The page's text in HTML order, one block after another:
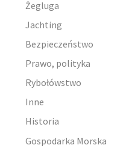
Żegluga
Jachting
Bezpieczeństwo
Prawo, polityka
Rybołówstwo
Inne
Historia
Gospodarka Morska